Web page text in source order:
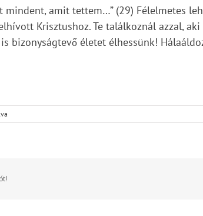
amit tettem…” (29) Félelmetes
Krisztushoz. Te találkoznál azzal,
bizonyságtevő életet élhessünk!